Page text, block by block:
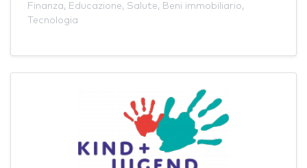
Finanza, Educazione, Salute, Beni immobiliario,
Tecnologia